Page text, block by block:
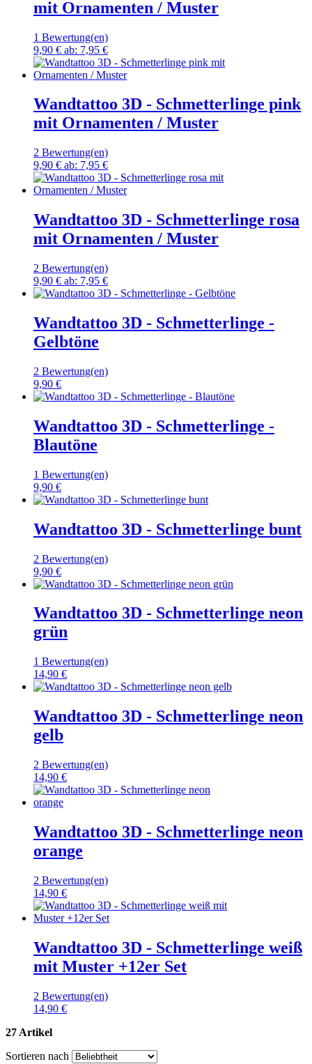
mit Ornamenten / Muster
1 Bewertung(en)
9,90 € ab: 7,95 €
Wandtattoo 3D - Schmetterlinge pink
mit Ornamenten / Muster
2 Bewertung(en)
9,90 € ab: 7,95 €
Wandtattoo 3D - Schmetterlinge rosa
mit Ornamenten / Muster
2 Bewertung(en)
9,90 € ab: 7,95 €
Wandtattoo 3D - Schmetterlinge -
Gelbtöne
2 Bewertung(en)
9,90 €
Wandtattoo 3D - Schmetterlinge -
Blautöne
1 Bewertung(en)
9,90 €
Wandtattoo 3D - Schmetterlinge bunt
2 Bewertung(en)
9,90 €
Wandtattoo 3D - Schmetterlinge neon
grün
1 Bewertung(en)
14,90 €
Wandtattoo 3D - Schmetterlinge neon
gelb
2 Bewertung(en)
14,90 €
Wandtattoo 3D - Schmetterlinge neon
orange
2 Bewertung(en)
14,90 €
Wandtattoo 3D - Schmetterlinge weiß
mit Muster +12er Set
2 Bewertung(en)
14,90 €
27 Artikel
Sortieren nach